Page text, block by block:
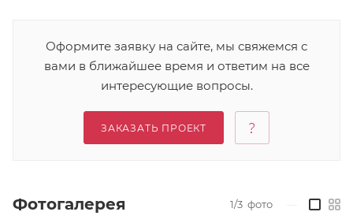
Оформите заявку на сайте, мы свяжемся с
вами в ближайшее время и ответим на все
интересующие вопросы.
ЗАКАЗАТЬ ПРОЕКТ
Фотогалерея 1/3 фото